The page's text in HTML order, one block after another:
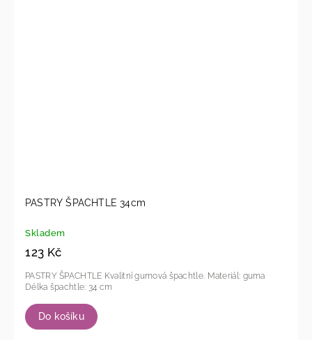
PASTRY ŠPACHTLE 34cm
Skladem
123 Kč
Do košíku
PASTRY ŠPACHTLE Kvalitní gumová špachtle. Materiál: guma